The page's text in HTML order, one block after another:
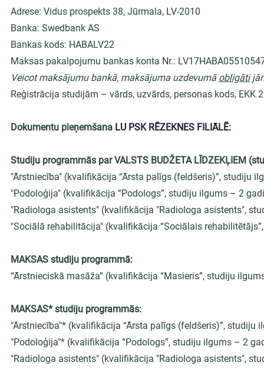
Adrese: Vidus prospekts 38, Jūrmala, LV-2010
Banka: Swedbank AS
Bankas kods: HABALV22
Maksas pakalpojumu bankas konta Nr.:
Veicot maksājumu bankā, maksājuma uzdevumā obligāti
Reģistrācija studijām – vārds, uzvārds, personas kods, EKK
Dokumentu pieņemšana LU PSK RĒZEKNES FILIĀLĒ:
Studiju programmās par VALSTS BUDŽETA LĪDZEKĻIEM
"Ārstniecība" (kvalifikācija “Ārsta palīgs (feldšeris)”, studiju
"Podoloģija" (kvalifikācija “Podologs”, studiju ilgums – 2
"Radiologa asistents" (kvalifikācija "Radiologa asistents",
"Sociālā rehabilitācija" (kvalifikācija “Sociālais
MAKSAS studiju programmā:
“Ārstnieciskā masāža” (kvalifikācija “Masieris”, studiju
MAKSAS* studiju programmās:
"Ārstniecība"* (kvalifikācija “Ārsta palīgs (feldšeris)”, studiju
"Podoloģija"* (kvalifikācija “Podologs”, studiju ilgums – 2
"Radiologa asistents" (kvalifikācija "Radiologa asistents",